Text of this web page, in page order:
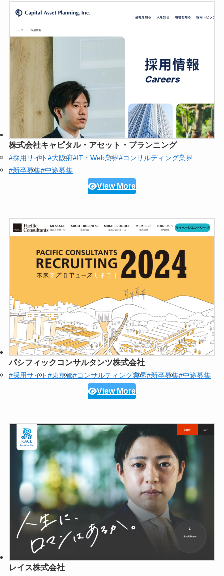
株式会社キャピタル・アセット・プランニング
#採用サイト#大阪府#IT・Web業界#コンサルティング業界
#新卒募集#中途募集
View More
パシフィックコンサルタンツ株式会社
#採用サイト#東京都#コンサルティング業界#新卒募集#中途募集
View More
レイス株式会社